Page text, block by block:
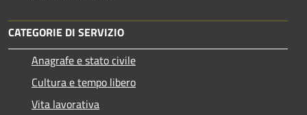
CATEGORIE DI SERVIZIO
Anagrafe e stato civile
Cultura e tempo libero
Vita lavorativa